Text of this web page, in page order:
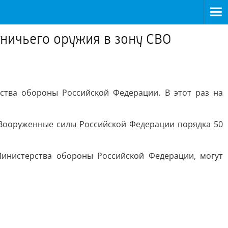
оружия в зону СВО
обороны Российской Федерации. В этот раз на
силы Российской Федерации порядка 50
обороны Российской Федерации, могут